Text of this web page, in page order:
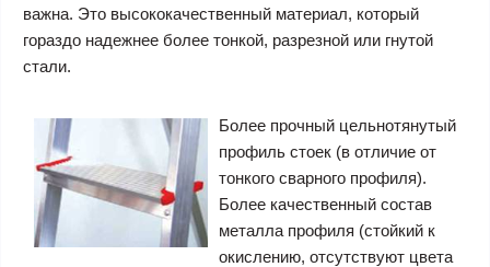
важна. Это высококачественный материал, который
гораздо надежнее более тонкой, разрезной или гнутой
стали.
Более прочный цельнотянутый
профиль стоек (в отличие от
тонкого сварного профиля).
Более качественный состав
металла профиля (стойкий к
окислению, отсутствуют цвета